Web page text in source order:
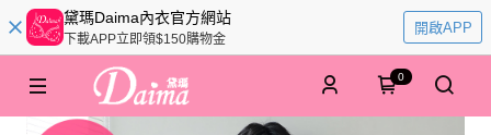
黛瑪Daima內衣官方網站
下載APP立即領$150購物金
開啟APP
0